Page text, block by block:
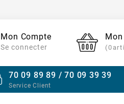
Mon Compte
Se connecter
70 09 89 89 / 70 09 39 39
Service Client